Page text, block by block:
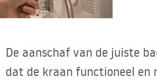
De aanschaf van de juiste
dat de kraan functioneel en